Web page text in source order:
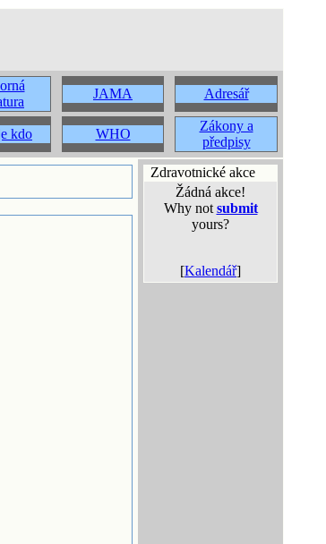
JAMA Adresář
kdo WHO
Zákony a
předpisy
Zdravotnické akce
Žádná akce!
Why not submit
yours?
[Kalendář]